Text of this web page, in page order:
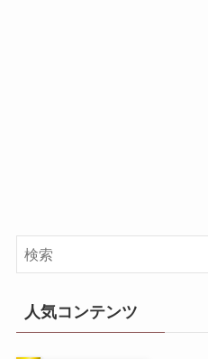
人気コンテンツ